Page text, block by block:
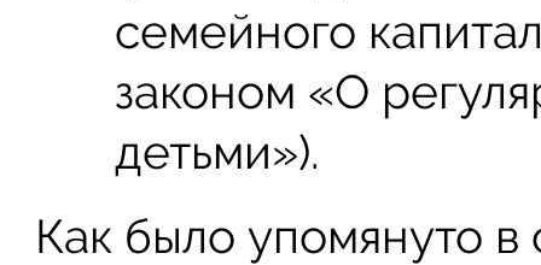
семейного
законом «О
детьми»).
Как было упомянуто в